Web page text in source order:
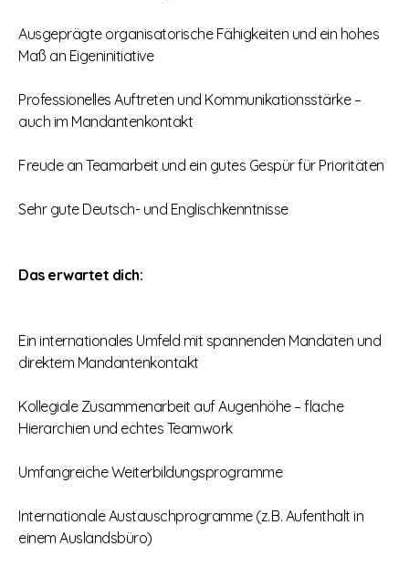
Ausgeprägte organisatorische Fähigkeiten und ein hohes
Maß an Eigeninitiative
Professionelles Auftreten und Kommunikationsstärke –
auch im Mandantenkontakt
Freude an Teamarbeit und ein gutes Gespür für Prioritäten
Sehr gute Deutsch- und Englischkenntnisse
Das erwartet dich:
Ein internationales Umfeld mit spannenden Mandaten und
direktem Mandantenkontakt
Kollegiale Zusammenarbeit auf Augenhöhe – flache
Hierarchien und echtes Teamwork
Umfangreiche Weiterbildungsprogramme
Internationale Austauschprogramme (z. B. Aufenthalt in
einem Auslandsbüro)